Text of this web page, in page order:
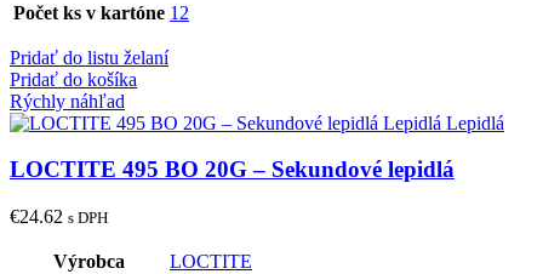
Počet ks v kartóne 12
Pridať do listu želaní
Pridať do košíka
Rýchly náhľad
LOCTITE 495 BO 20G – Sekundové lepidlá
€24.62 s DPH
Výrobca LOCTITE